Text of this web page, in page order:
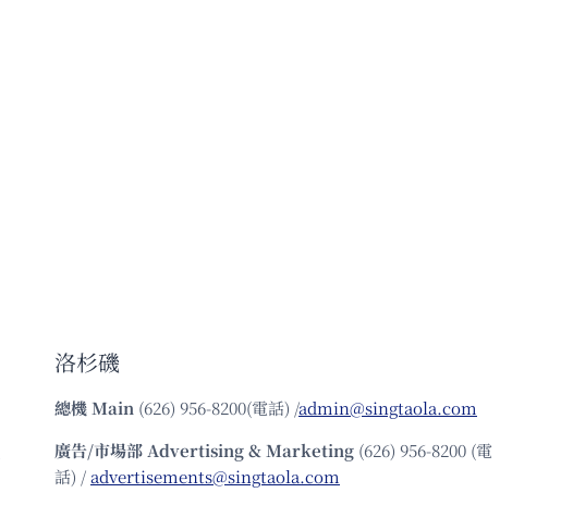
洛杉磯
總機Main (626) 956-8200(電話) /admin@singtaola.com
廣告/市場部Advertising & Marketing (626) 956-8200 (電
話) /advertisements@singtaola.com